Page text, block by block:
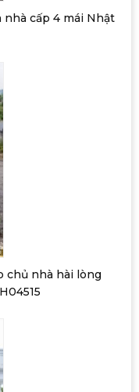
cấp 4 mái Nhật
chủ nhà hài lòng